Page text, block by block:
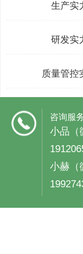
生产实
研发实
质量管控
咨询服
小品（
小赫（